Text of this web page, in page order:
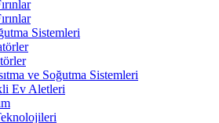
Sistemleri
ve Soğutma Sistemleri
Ev Aletleri